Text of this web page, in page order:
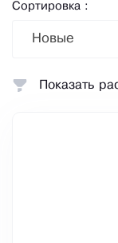
Сортировка :
Новые
Показать